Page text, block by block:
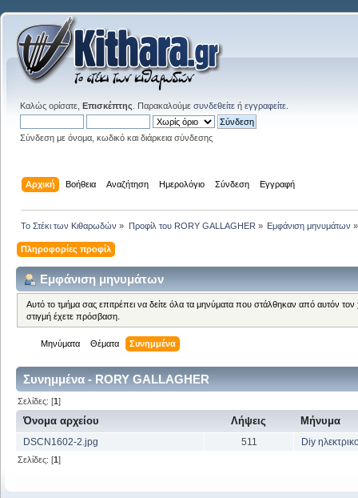
Καλώς ορίσατε, Επισκέπτης . Παρακαλούμε συνδεθείτε ή εγγραφείτε
Σύνδεση με όνομα, κωδικό και διάρκεια σύνδεσης
Αρχική Βοήθεια Αναζήτηση Ημερολόγιο Σύνδεση Εγγραφή
Το Στέκι των Κιθαρωδών » Προφίλ του RORY GALLAGHER » Εμφάνιση μηνυμάτων »
Πληροφορίες προφίλ
Εμφάνιση μηνυμάτων
Αυτό το τμήμα σας επιτρέπει να δείτε όλα τα μηνύματα που στάλθηκαν από αυτόν
στιγμή έχετε πρόσβαση.
Μηνύματα Θέματα Συνημμένα
Συνημμένα - RORY GALLAGHER
Σελίδες: [1]
Όνομα αρχείου Λήψεις Μήνυμα
DSCN1602-2.jpg 511 Diy
Σελίδες: [1]